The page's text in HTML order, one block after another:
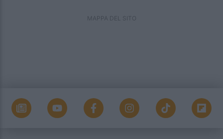
MAPPA DEL SITO